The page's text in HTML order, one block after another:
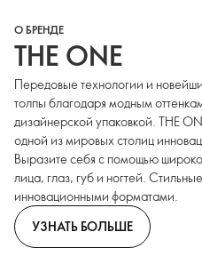
О БРЕНДЕ
THE ONE
Передовые технологии и
толпы благодаря модным
дизайнерской упаковкой. THE
одной из мировых столиц
Выразите себя с помощью
лица, глаз, губ и ногтей.
инновационными форматами.
УЗНАТЬ БОЛЬШЕ